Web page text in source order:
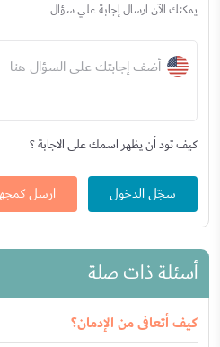
يمكنك الآن ارسال إجابة علي سؤال
أضف إجابتك على السؤال هنا
كيف تود أن يظهر اسمك على الاجابة ؟
سجّل الدخول ارسل
أسئلة ذات صلة
كيف أتعافى من الإدمان؟